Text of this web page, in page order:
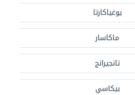
يوغياكارتا
ماكاسار
تانجيرانج
بيكاسي